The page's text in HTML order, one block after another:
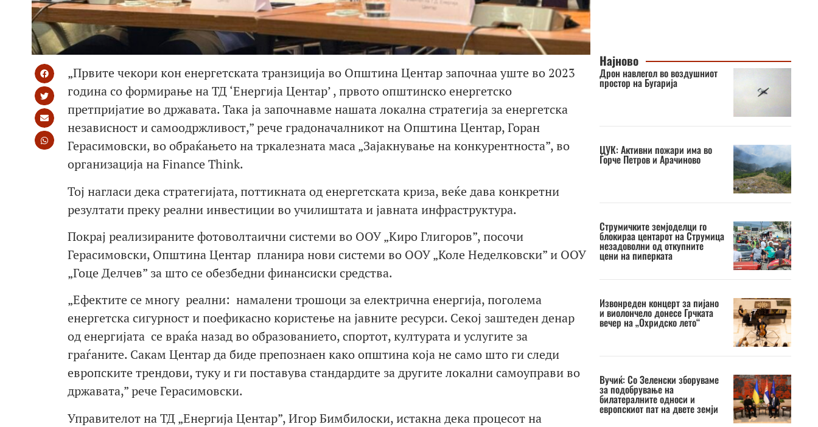
„Првите чекори кон енергетската транзиција во Општина Центар започнаа уште во 2023
година со формирање на ТД ‘Енергија Центар’ , првото општинско енергетско
претпријатие во државата. Така ја започнавме нашата локална стратегија за енергетска
независност и самоодржливост,” рече градоначалникот на Општина Центар, Горан
Герасимовски, во обраќањето на тркалезната маса „Зајакнување на конкурентноста”, во
организација на Finance Think.
Тој нагласи дека стратегијата, поттикната од енергетската криза, веќе дава конкретни
резултати преку реални инвестиции во училиштата и јавната инфраструктура.
Покрај реализираните фотоволтаични системи во ООУ „Киро Глигоров”, посочи
Герасимовски, Општина Центар планира нови системи во ООУ „Коле Неделковски” и ООУ
„Гоце Делчев” за што се обезбедни финансиски средства.
„Ефектите се многу реални: намалени трошоци за електрична енергија, поголема
енергетска сигурност и поефикасно користење на јавните ресурси. Секој заштеден денар
од енергијата се враќа назад во образованието, спортот, културата и услугите за
граѓаните. Сакам Центар да биде препознаен како општина која не само што ги следи
европските трендови, туку и ги поставува стандардите за другите локални самоуправи во
државата,” рече Герасимовски.
Управителот на ТД „Енергија Центар”, Игор Бимбилоски, истакна дека процесот на
Најново
Дрон навлегол во воздушниот
простор на Бугарија
ЦУК: Активни пожари има во
Ѓорче Петров и Арачиново
Струмичките земјоделци го
блокираа центарот на Струмица
незадоволни од откупните
цени на пиперката
Извонреден концерт за пијано
и виолончело донесе Грчката
вечер на „Охридско лето“
Вучиќ: Со Зеленски зборуваме
за подобрување на
билатералните односи и
европскиот пат на двете земји